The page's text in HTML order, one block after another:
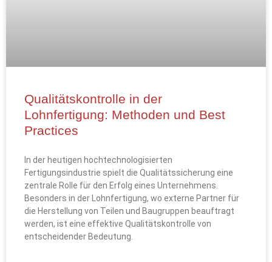
Qualitätskontrolle in der
Lohnfertigung: Methoden und Best
Practices
In der heutigen hochtechnologisierten
Fertigungsindustrie spielt die Qualitätssicherung eine
zentrale Rolle für den Erfolg eines Unternehmens.
Besonders in der Lohnfertigung, wo externe Partner für
die Herstellung von Teilen und Baugruppen beauftragt
werden, ist eine effektive Qualitätskontrolle von
entscheidender Bedeutung.